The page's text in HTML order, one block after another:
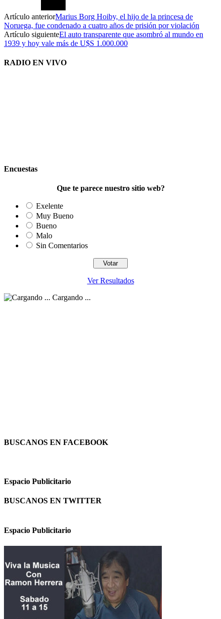
Artículo anteriorMarius Borg Hoiby, el hijo de la princesa de
Noruega, fue condenado a cuatro años de prisión por violación
Artículo siguienteEl auto transparente que asombró al mundo en
1939 y hoy vale más de U$S 1.000.000
RADIO EN VIVO
Encuestas
Que te parece nuestro sitio web?
Exelente
Muy Bueno
Bueno
Malo
Sin Comentarios
Ver Resultados
Cargando ...
BUSCANOS EN FACEBOOK
Espacio Publicitario
BUSCANOS EN TWITTER
Espacio Publicitario